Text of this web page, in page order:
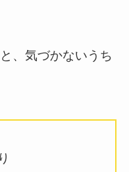
、気づかないうち